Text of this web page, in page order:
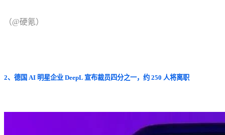
（@硬氪）
2、德国 AI 明星企业 DeepL 宣布裁员四分之一，约 250 人将离职